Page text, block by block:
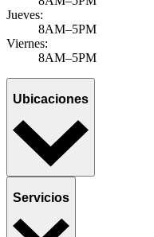
Jueves:
8AM–5PM
Viernes:
8AM–5PM
Ubicaciones
Servicios